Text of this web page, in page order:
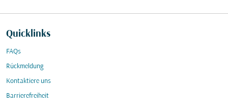
Quicklinks
FAQs
Rückmeldung
Kontaktiere uns
Barrierefreiheit